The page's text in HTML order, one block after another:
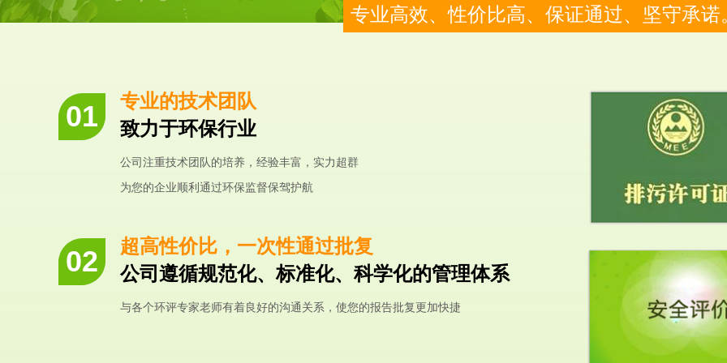
专业高效、性价比高、保证通过、坚守承诺
专业的技术团队
致力于环保行业
公司注重技术团队的培养，经验丰富，实力超群
为您的企业顺利通过环保监督保驾护航
超高性价比，一次性通过批复
公司遵循规范化、标准化、科学化的管理体系
与各个环评专家老师有着良好的沟通关系，使您的报告批复更加快捷